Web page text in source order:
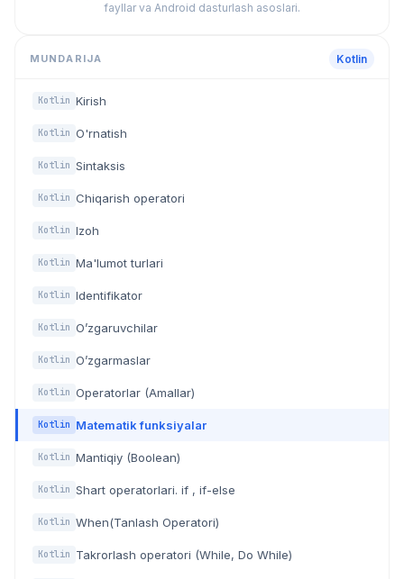
fayllar va Android dasturlash asoslari.
MUNDARIJA Kotlin
Kotlin Kirish
Kotlin O'rnatish
Kotlin Sintaksis
Kotlin Chiqarish operatori
Kotlin Izoh
Kotlin Ma'lumot turlari
Kotlin Identifikator
Kotlin O’zgaruvchilar
Kotlin O’zgarmaslar
Kotlin Operatorlar (Amallar)
Kotlin Matematik funksiyalar
Kotlin Mantiqiy (Boolean)
Kotlin Shart operatorlari. if , if-else
Kotlin When(Tanlash Operatori)
Kotlin Takrorlash operatori (While, Do While)